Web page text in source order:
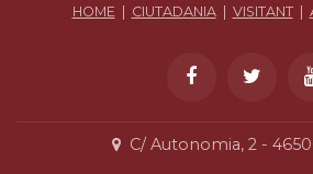
HOME CIUTADANIA| VISITANT|
C/ Autonomia, 2 -